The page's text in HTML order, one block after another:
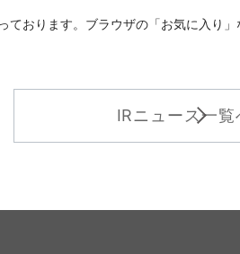
おります。ブラウザの「お気に入り
IRニュース一覧